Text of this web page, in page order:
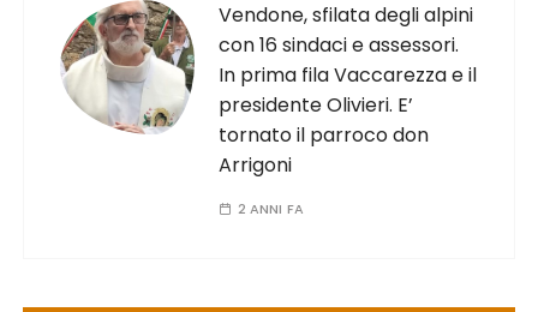
Vendone, sfilata degli alpini
con 16 sindaci e assessori.
In prima fila Vaccarezza e il
presidente Olivieri. E’
tornato il parroco don
Arrigoni
2 ANNI FA